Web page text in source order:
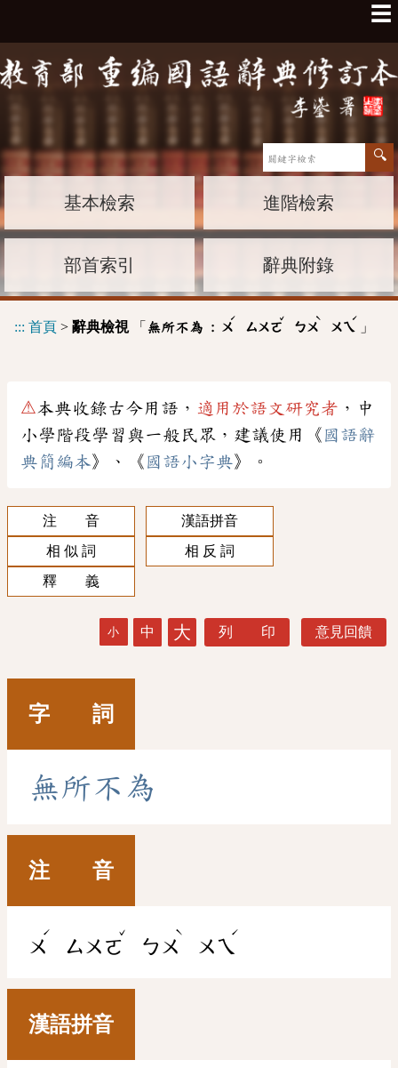
☰
基本檢索 進階檢索
部首索引 辭典附錄
::: 首頁 > 辭典檢視「 無所不為 : ㄨ
ˊ
ㄙㄨㄛ
ˇ
ㄅㄨ
ˋ
ㄨㄟ
ˊ
」
⚠本典收錄古今用語， 適用於語文研究者 ，中
小學階段學習與一般民眾，建議使用《 國語辭
典簡編本》、《 國語小字典》。
注 音
漢語拼音
相 似 詞
相 反 詞
釋 義
小 中 大 列 印 意見回饋
字 詞
無所不 為
注 音
ㄨ
ˊ
ㄙㄨㄛ
ˇ
ㄅㄨ
ˋ
ㄨㄟ
ˊ
漢語拼音